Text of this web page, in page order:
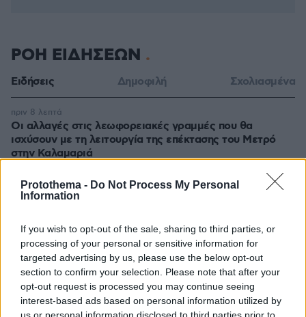
Protothema - Do Not Process My Personal
Information
If you wish to opt-out of the sale, sharing to third parties, or
processing of your personal or sensitive information for
targeted advertising by us, please use the below opt-out
section to confirm your selection. Please note that after your
opt-out request is processed you may continue seeing
interest-based ads based on personal information utilized by
us or personal information disclosed to third parties prior to
ΡΟΗ ΕΙΔΗΣΕΩΝ
Ειδήσεις Δημοφιλή Σχολιασμένα
Οι αλλαγές στις λεωφορειακές γραμμές που θα
ισχύσουν με τη λειτουργία της επέκτασης του Μετρό
στην Καλαμαριά
πριν 8 λεπτά
«Πόσα θέλεις για το κορίτσι;»: Τουρίστας στην Κρήτη
ζητά... τιμή για ανήλικη που κάθεται αμέριμνη, τι
Βανδάλισαν εκκλησάκι στον Σαρωνικό, προκάλεσαν
ζημιές και στο Ιερό, δείτε φωτογραφίες
πριν 15 λεπτά
Μίλτος Μητσιάς: Ο γιος του ερμηνευτή, Μανώλη
πριν 18 λεπτά